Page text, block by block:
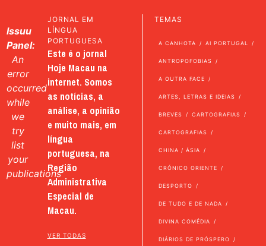
Issuu
Panel:
An
error
occurred
while
we
try
list
your
publications
JORNAL EM
LÍNGUA
PORTUGUESA
Este é o jornal
Hoje Macau na
internet. Somos
as notícias, a
análise, a opinião
e muito mais, em
língua
portuguesa, na
Região
Administrativa
Especial de
Macau.
VER TODAS
TEMAS
A CANHOTA AI PORTUGAL
ANTROPOFOBIAS
A OUTRA FACE
ARTES, LETRAS E IDEIAS
BREVES CARTOGRAFIAS
CARTOGRAFIAS
CHINA / ÁSIA
CRÓNICO ORIENTE
DESPORTO
DE TUDO E DE NADA
DIVINA COMÉDIA
DIÁRIOS DE PRÓSPERO